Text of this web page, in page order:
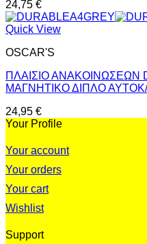
24,75 €
Quick View
OSCAR'S
ΠΛΑΙΣΙΟ ΑΝΑΚΟΙΝΩΣΕΩΝ
ΜΑΓΝΗΤΙΚΟ ΔΙΠΛΟ ΑΥΤΟΚ/
24,95 €
Your Profile
Your account
Your orders
Your cart
Wishlist
Support